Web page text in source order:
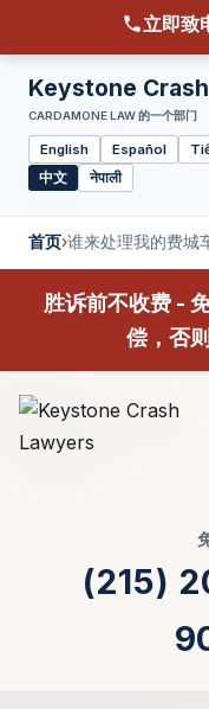
立即致
Keystone
CARDAMONE LAW 的一个部门
Select
English Español
中文
नेपाली
首页›谁来处理我的费城
胜诉前不收费 -
偿，否
(215)